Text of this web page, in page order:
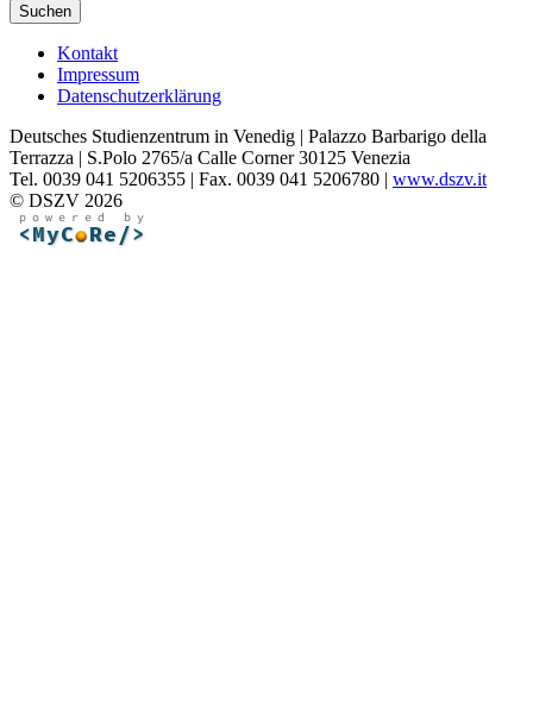
Suchen
Kontakt
Impressum
Datenschutzerklärung
Deutsches Studienzentrum in Venedig | Palazzo Barbarigo della
Terrazza | S.Polo 2765/a Calle Corner 30125 Venezia
Tel. 0039 041 5206355 | Fax. 0039 041 5206780 | www.dszv.it
© DSZV 2026